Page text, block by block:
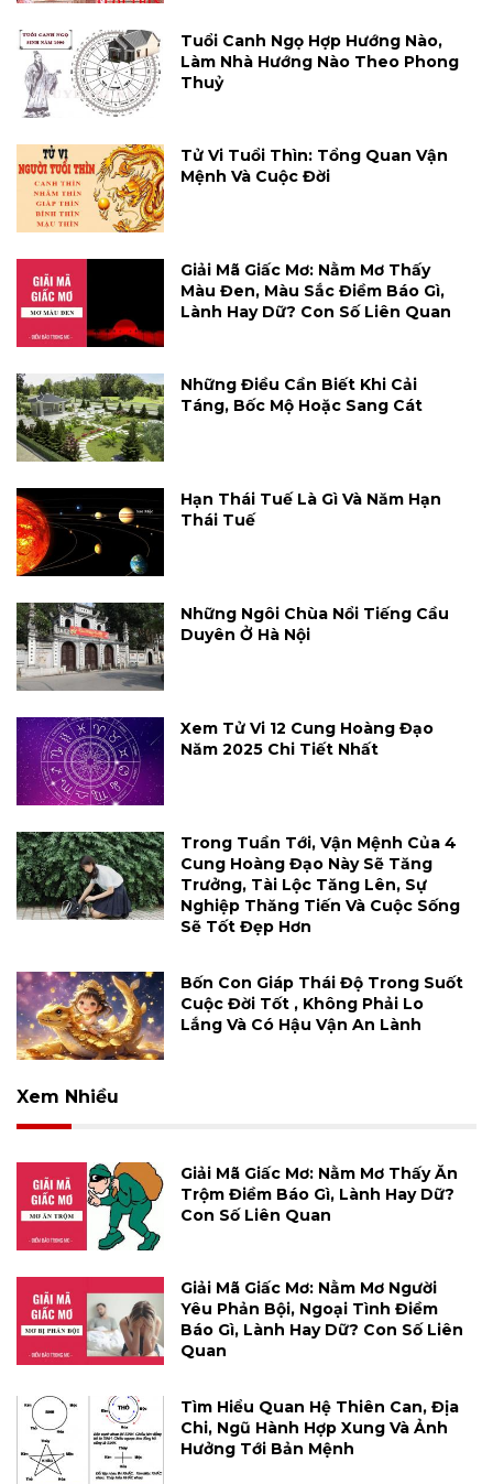
Tuổi Canh Ngọ Hợp Hướng Nào,
Làm Nhà Hướng Nào Theo Phong
Thuỷ
Tử Vi Tuổi Thìn: Tổng Quan Vận
Mệnh Và Cuộc Đời
Giải Mã Giấc Mơ: Nằm Mơ Thấy
Màu Đen, Màu Sắc Điềm Báo Gì,
Lành Hay Dữ? Con Số Liên Quan
Những Điều Cần Biết Khi Cải
Táng, Bốc Mộ Hoặc Sang Cát
Hạn Thái Tuế Là Gì Và Năm Hạn
Thái Tuế
Những Ngôi Chùa Nổi Tiếng Cầu
Duyên Ở Hà Nội
Xem Tử Vi 12 Cung Hoàng Đạo
Năm 2025 Chi Tiết Nhất
Trong Tuần Tới, Vận Mệnh Của 4
Cung Hoàng Đạo Này Sẽ Tăng
Trưởng, Tài Lộc Tăng Lên, Sự
Nghiệp Thăng Tiến Và Cuộc Sống
Sẽ Tốt Đẹp Hơn
Bốn Con Giáp Thái Độ Trong Suốt
Cuộc Đời Tốt , Không Phải Lo
Lắng Và Có Hậu Vận An Lành
Xem Nhiều
Giải Mã Giấc Mơ: Nằm Mơ Thấy Ăn
Trộm Điềm Báo Gì, Lành Hay Dữ?
Con Số Liên Quan
Giải Mã Giấc Mơ: Nằm Mơ Người
Yêu Phản Bội, Ngoại Tình Điềm
Báo Gì, Lành Hay Dữ? Con Số Liên
Quan
Tìm Hiểu Quan Hệ Thiên Can, Địa
Chi, Ngũ Hành Hợp Xung Và Ảnh
Hưởng Tới Bản Mệnh